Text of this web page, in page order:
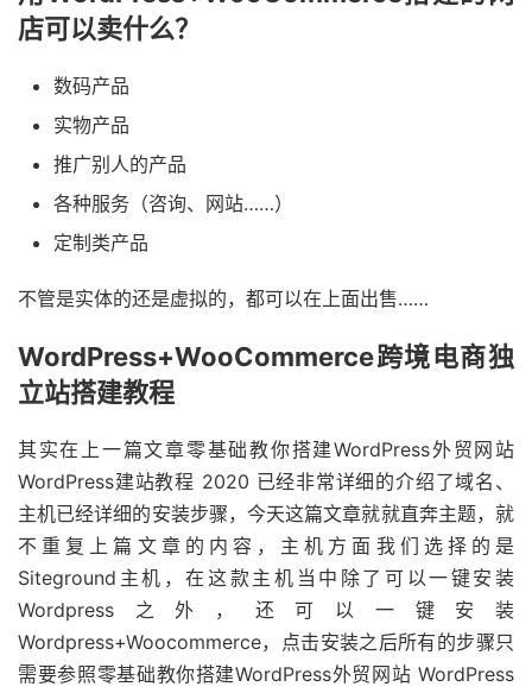
店可以卖什么？
数码产品
实物产品
推广别人的产品
各种服务（咨询、网站……）
定制类产品
不管是实体的还是虚拟的，都可以在上面出售……
WordPress+WooCommerce跨境电商独
立站搭建教程
其实在上一篇文章零基础教你搭建WordPress外贸网站
WordPress建站教程 2020 已经非常详细的介绍了域名、
主机已经详细的安装步骤，今天这篇文章就就直奔主题，就
不重复上篇文章的内容，主机方面我们选择的是
Siteground主机，在这款主机当中除了可以一键安装
Wordpress之外，还可以一键安装
Wordpress+Woocommerce，点击安装之后所有的步骤只
需要参照零基础教你搭建WordPress外贸网站 WordPress